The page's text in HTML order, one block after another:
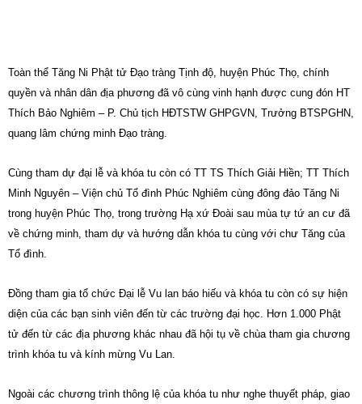
Toàn thể Tăng Ni Phật tử Đạo tràng Tịnh độ, huyện Phúc Thọ, chính
quyền và nhân dân địa phương đã vô cùng vinh hạnh được cung đón HT
Thích Bảo Nghiêm – P. Chủ tịch HĐTSTW GHPGVN, Trưởng BTSPGHN,
quang lâm chứng minh Đạo tràng.
Cùng tham dự đại lễ và khóa tu còn có TT TS Thích Giải Hiền; TT Thích
Minh Nguyên – Viện chủ Tổ đình Phúc Nghiêm cùng đông đảo Tăng Ni
trong huyện Phúc Thọ, trong trường Hạ xứ Đoài sau mùa tự tứ an cư đã
về chứng minh, tham dự và hướng dẫn khóa tu cùng với chư Tăng của
Tổ đình.
Đồng tham gia tổ chức Đại lễ Vu lan báo hiếu và khóa tu còn có sự hiện
diện của các bạn sinh viên đến từ các trường đại học. Hơn 1.000 Phật
tử đến từ các địa phương khác nhau đã hội tụ về chùa tham gia chương
trình khóa tu và kính mừng Vu Lan.
Ngoài các chương trình thông lệ của khóa tu như nghe thuyết pháp, giao